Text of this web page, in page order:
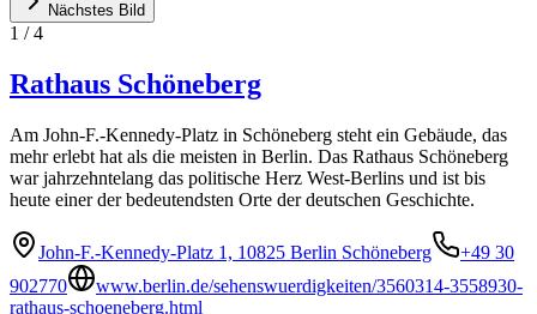
Nächstes Bild
1 /4
Rathaus Schöneberg
Am John-F.-Kennedy-Platz in Schöneberg steht ein Gebäude, das
mehr erlebt hat als die meisten in Berlin. Das Rathaus Schöneberg
war jahrzehntelang das politische Herz West-Berlins und ist bis
heute einer der bedeutendsten Orte der deutschen Geschichte.
John-F.-Kennedy-Platz 1, 10825 Berlin Schöneberg
+49 30
902770
www.berlin.de/sehenswuerdigkeiten/3560314-3558930-
rathaus-schoeneberg.html